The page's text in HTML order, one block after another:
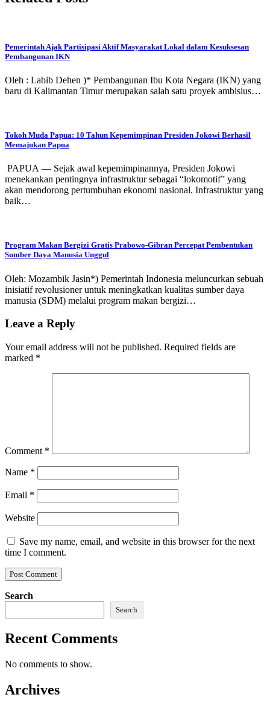
Pemerintah Ajak Partisipasi Aktif Masyarakat Lokal dalam Kesuksesan
Pembangunan IKN
Oleh : Labib Dehen )* Pembangunan Ibu Kota Negara (IKN) yang
baru di Kalimantan Timur merupakan salah satu proyek ambisius…
Tokoh Muda Papua: 10 Tahun Kepemimpinan Presiden Jokowi Berhasil
Memajukan Papua
PAPUA — Sejak awal kepemimpinannya, Presiden Jokowi
menekankan pentingnya infrastruktur sebagai “lokomotif” yang
akan mendorong pertumbuhan ekonomi nasional. Infrastruktur yang
baik…
Program Makan Bergizi Gratis Prabowo-Gibran Percepat Pembentukan
Sumber Daya Manusia Unggul
Oleh: Mozambik Jasin*) Pemerintah Indonesia meluncurkan sebuah
inisiatif revolusioner untuk meningkatkan kualitas sumber daya
manusia (SDM) melalui program makan bergizi…
Leave a Reply
Your email address will not be published. Required fields are
marked *
Comment *
Name *
Email *
Website
Save my name, email, and website in this browser for the next
time I comment.
Search
Search
Recent Comments
No comments to show.
Archives